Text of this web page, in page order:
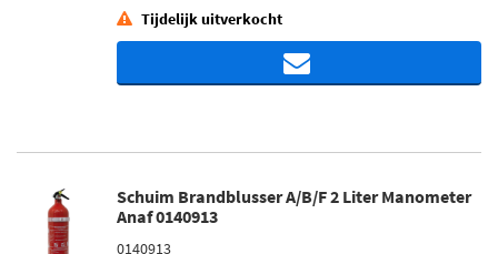
Tijdelijk uitverkocht
Schuim Brandblusser A/B/F 2 Liter Manometer
Anaf 0140913
0140913